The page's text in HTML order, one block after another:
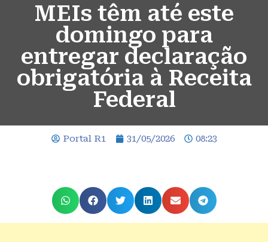
MEIs têm até este
domingo para
entregar declaração
obrigatória à Receita
Federal
Portal R1 31/05/2026 08:23